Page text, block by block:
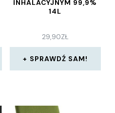
INHALACYJNYM 99,9%
14L
29,90ZŁ
SPRAWDŹ SAM!